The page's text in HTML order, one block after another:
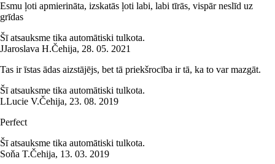
Esmu ļoti apmierināta, izskatās ļoti labi, labi tīrās, vispār neslīd uz
grīdas
Šī atsauksme tika automātiski tulkota.
JJaroslava H.Čehija, 28. 05. 2021
Tas ir īstas ādas aizstājējs, bet tā priekšrocība ir tā, ka to var mazgāt.
Šī atsauksme tika automātiski tulkota.
LLucie V.Čehija, 23. 08. 2019
Perfect
Šī atsauksme tika automātiski tulkota.
Soňa T.Čehija, 13. 03. 2019